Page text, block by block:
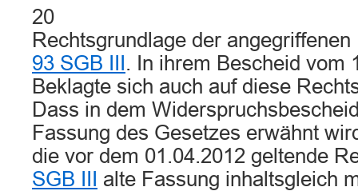
20
Rechtsgrundlage der
93 SGB III . In ihrem Bescheid vom
Beklagte sich auch auf diese
Dass in dem
Fassung des Gesetzes erwähnt
die vor dem 01.04.2012 geltende
SGB III
alte Fassung inhaltsgleich